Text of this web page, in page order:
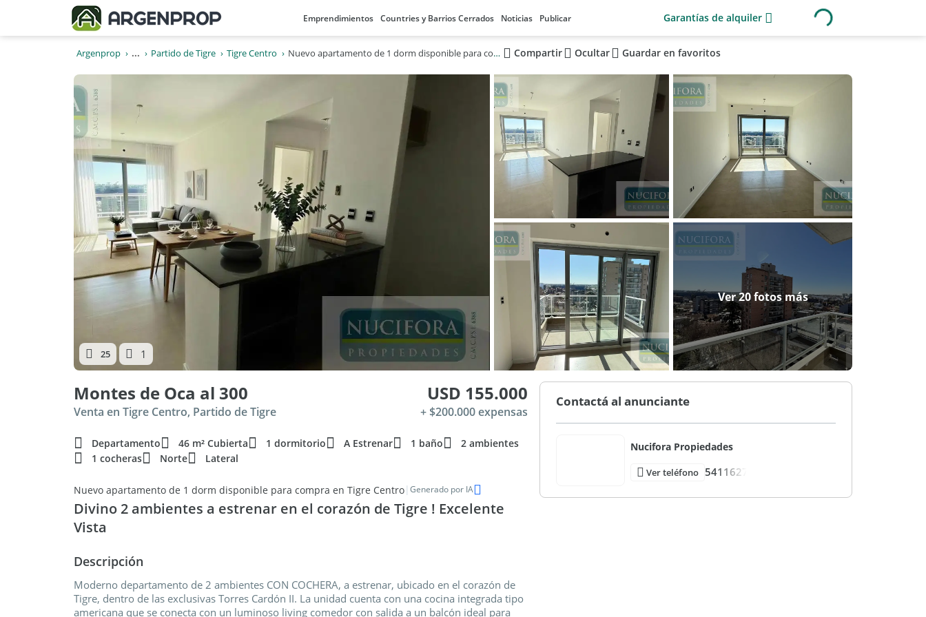
Emprendimientos Countries y Barrios Cerrados Noticias Publicar Garantías de alquiler
Argenprop ... Partido de Tigre Tigre Centro Nuevo apartamento de 1 dorm disponible para compra en Tigre Centro Compartir Ocultar Guardar en favoritos
Ver 20 fotos más
25 1
Montes de Oca al 300 USD 155.000
Venta en Tigre Centro, Partido de Tigre + $200.000 expensas
Departamento 46 m² Cubierta 1 dormitorio A Estrenar 1 baño
2 ambientes
1 cocheras
Norte Lateral
Nuevo apartamento de 1 dorm disponible para compra en Tigre Centro| Generado por IA
Divino 2 ambientes a estrenar en el corazón de Tigre ! Excelente
Vista
Descripción
Moderno departamento de 2 ambientes CON COCHERA, a estrenar, ubicado en el corazón de
Tigre, dentro de las exclusivas Torres Cardón II. La unidad cuenta con una cocina integrada tipo
americana que se conecta con un luminoso living comedor con salida a un balcón ideal para
Contactá al anunciante
Nucifora Propiedades
Ver teléfono 5411627